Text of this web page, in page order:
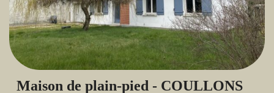
Maison de plain-pied - COULLONS